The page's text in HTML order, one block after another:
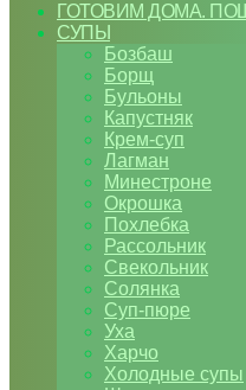
ГОТОВИМ ДОМА.
СУПЫ
Бозбаш
Борщ
Бульоны
Капустняк
Крем-суп
Лагман
Минестроне
Окрошка
Похлебка
Рассольник
Свекольник
Солянка
Суп-пюре
Уха
Харчо
Холодные супы